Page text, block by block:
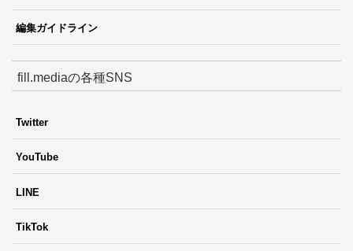
編集ガイドライン
fill.mediaの各種SNS
Twitter
YouTube
LINE
TikTok